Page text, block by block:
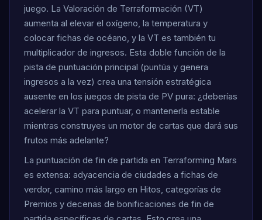
juego. La Valoración de Terraformación (VT)
aumenta al elevar el oxígeno, la temperatura y
colocar fichas de océano, y la VT es también tu
multiplicador de ingresos. Esta doble función de la
pista de puntuación principal (puntúa y genera
ingresos a la vez) crea una tensión estratégica
ausente en los juegos de pista de PV pura: ¿deberías
acelerar la VT para puntuar, o mantenerla estable
mientras construyes un motor de cartas que dará sus
frutos más adelante?
La puntuación de fin de partida en Terraforming Mars
es extensa: adyacencia de ciudades a fichas de
verdor, camino más largo en Hitos, categorías de
Premios y decenas de bonificaciones de fin de